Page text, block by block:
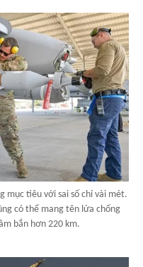
mục tiêu với sai số chỉ vài mét.
có thể mang tên lửa chống
bắn hơn 220 km.